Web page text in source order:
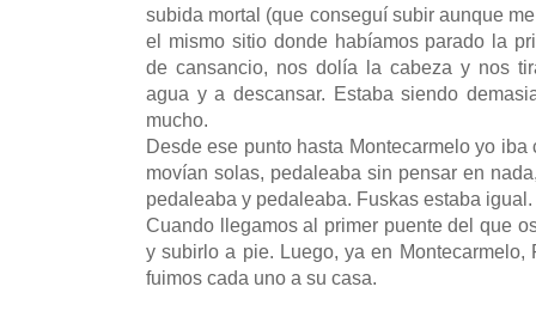
subida mortal (que conseguí subir aunque
el mismo sitio donde habíamos parado la
de cansancio, nos dolía la cabeza y nos
agua y a descansar. Estaba siendo
mucho.
Desde ese punto hasta Montecarmelo yo
movían solas, pedaleaba sin pensar en
pedaleaba y pedaleaba. Fuskas estaba igual.
Cuando llegamos al primer puente del que
y subirlo a pie. Luego, ya en Montecarmelo,
fuimos cada uno a su casa.